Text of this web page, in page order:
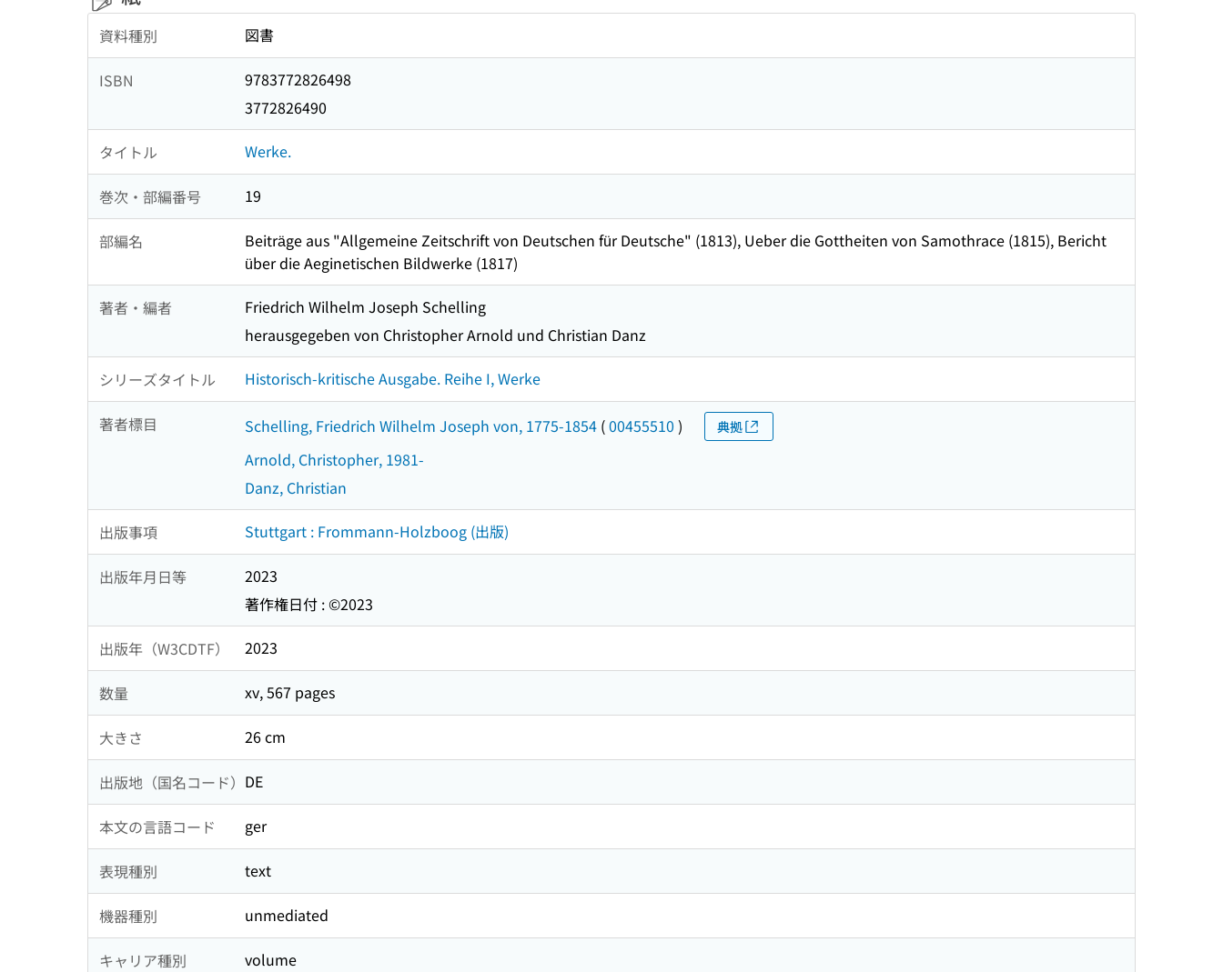
資料種別 図書
ISBN
9783772826498
3772826490
タイトル Werke.
巻次・部編番号 19
部編名
Beiträge aus "Allgemeine Zeitschrift von Deutschen für Deutsche" (1813), Ueber die Gottheiten von Samothrace (1815), Bericht
über die Aeginetischen Bildwerke (1817)
著者・編者
Friedrich Wilhelm Joseph Schelling
herausgegeben von Christopher Arnold und Christian Danz
シリーズタイトル Historisch-kritische Ausgabe. Reihe I, Werke
著者標目 Schelling, Friedrich Wilhelm Joseph von, 1775-1854 (00455510 ) 典拠
Arnold, Christopher, 1981-
Danz, Christian
出版事項 Stuttgart : Frommann-Holzboog (出版)
出版年月日等
2023
著作権日付 : ©2023
出版年（W3CDTF） 2023
数量 xv, 567 pages
大きさ 26 cm
出版地（国名コード） DE
本文の言語コード ger
表現種別 text
機器種別 unmediated
キャリア種別 volume